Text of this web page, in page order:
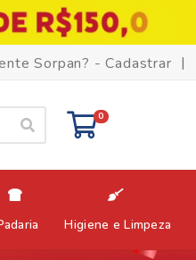
Sorpan? - Cadastrar |
0
Higiene e Limpeza